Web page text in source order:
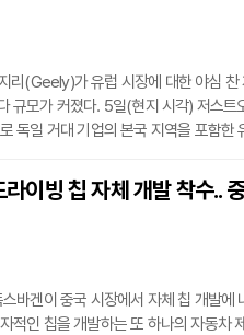
장에 출시하는 것이다. EU는 이에 맞는
리(Geely)가 유럽 시장에 대한 야심 찬
규모가 커졌다. 5일(현지 시각) 저스트
독일 거대 기업의 본국 지역을 포함한
상한 사람은 거의 없었다. 기아가 분기
가 될 것이라고는 더욱 그러했다.폭스바
가? 혹은 BMW가 아우디와 메르세데
이빙 칩 자체 개발 착수..
바겐이 중국 시장에서 자체 칩 개발에
적인 칩을 개발하는 또 하나의 자동차